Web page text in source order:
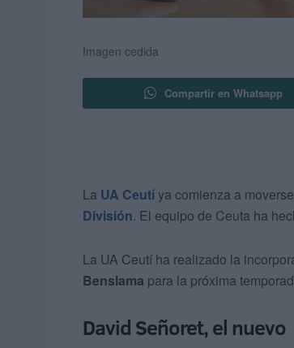
Imagen cedida
Compartir en Whatsapp
La UA Ceutíya comienza a
División. El equipo de Ceuta ha
La UA Ceutí ha realizado la
Benslama para la próxima
David Señoret, el nuevo